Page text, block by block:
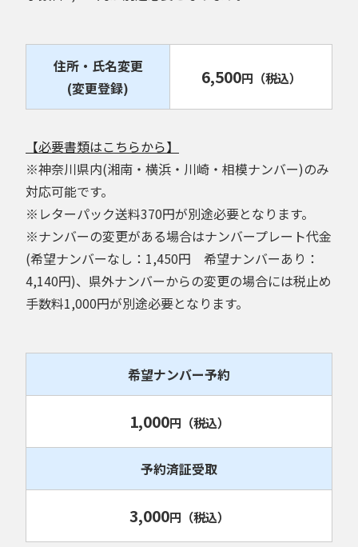
住所・氏名変更
(変更登録)
6,500円 （税込）
【必要書類はこちらから】
※神奈川県内(湘南・横浜・川崎・相模ナンバー)のみ
対応可能です。
※レターパック送料370円が別途必要となります。
※ナンバーの変更がある場合はナンバープレート代金
(希望ナンバーなし：1,450円 希望ナンバーあり：
4,140円)、県外ナンバーからの変更の場合には税止め
手数料1,000円が別途必要となります。
希望ナンバー予約
1,000円 （税込）
予約済証受取
3,000円 （税込）